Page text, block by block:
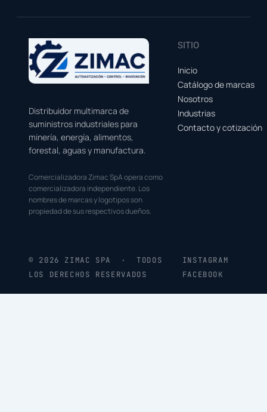
Distribuidor multimarca de
suministros industriales para
minería, energía, alimentos,
forestal, aguas y manufactura.
Comercializadora Zimac SpA opera como
comercializadora independiente. Los
nombres de marcas y logotipos son
propiedad de sus respectivos dueños.
SITIO
Inicio
Catálogo de marcas
Nosotros
Industrias
Contacto y cotización
© 2026 ZIMAC SPA · TODOS
LOS DERECHOS RESERVADOS
INSTAGRAM
FACEBOOK